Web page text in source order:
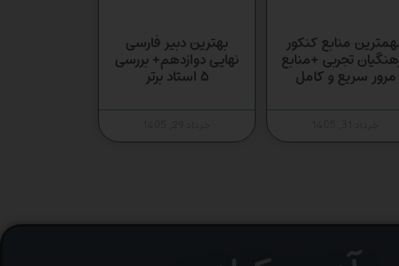
منابع کنکور
تجربی +منابع
مرور سریع و کامل
بهترین دبیر فارسی
نهایی دوازدهم+ بررسی
۵ استاد برتر